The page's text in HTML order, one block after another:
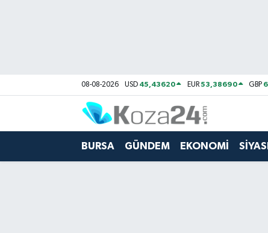
08-08-2026 USD 45,43620 EUR53,38690 GBP
BURSA GÜNDEM EKONOMİ
Bursa Namaz Vakitleri
Bursa Trafik Yoğunluk Haritası